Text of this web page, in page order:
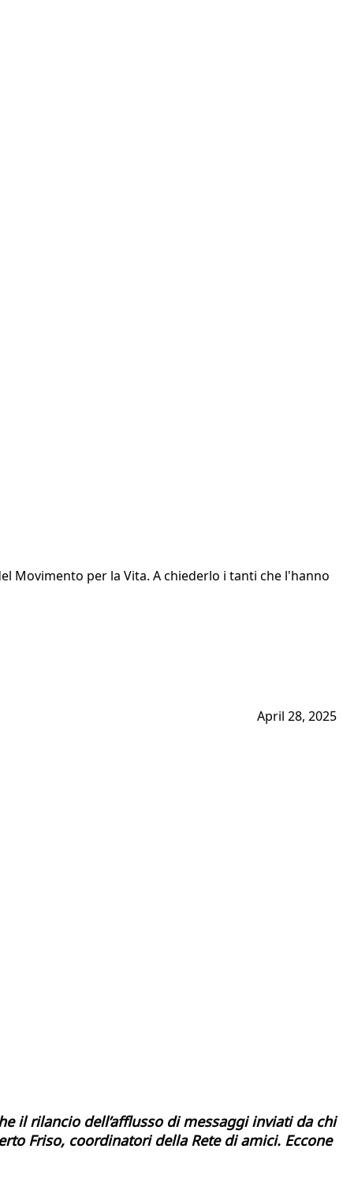
Movimento per la Vita. A chiederlo i tanti che l'hanno
April 28, 2025
il rilancio dell’afflusso di messaggi inviati da chi
Friso, coordinatori della Rete di amici. Eccone